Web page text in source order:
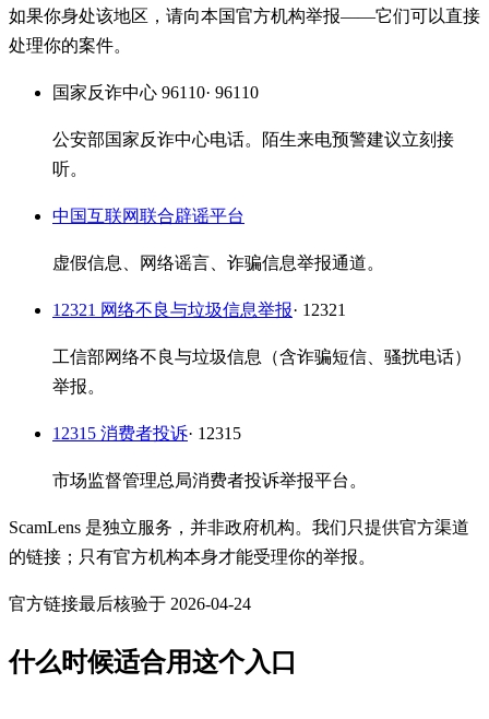
如果你身处该地区，请向本国官方机构举报——它们可以直接
处理你的案件。
国家反诈中心 96110· 96110
公安部国家反诈中心电话。陌生来电预警建议立刻接
听。
中国互联网联合辟谣平台
虚假信息、网络谣言、诈骗信息举报通道。
12321 网络不良与垃圾信息举报· 12321
工信部网络不良与垃圾信息（含诈骗短信、骚扰电话）
举报。
12315 消费者投诉· 12315
市场监督管理总局消费者投诉举报平台。
ScamLens 是独立服务，并非政府机构。我们只提供官方渠道
的链接；只有官方机构本身才能受理你的举报。
官方链接最后核验于 2026-04-24
什么时候适合用这个入口